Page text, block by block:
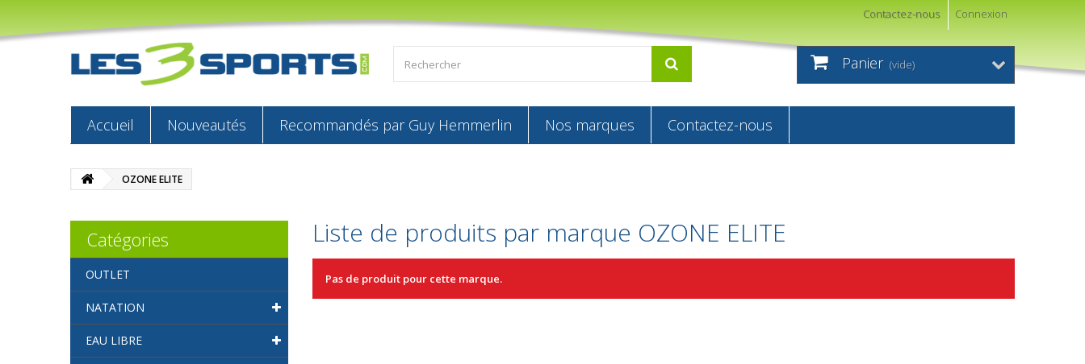
Connexion
Contactez-nous
Panier (vide)
Accueil Nouveautés Recommandés par Guy Hemmerlin Nos marques Contactez-nous
OZONE ELITE
Catégories
OUTLET
NATATION
EAU LIBRE
Liste de produits par marque OZONE ELITE
Pas de produit pour cette marque.